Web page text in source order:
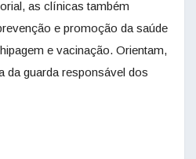
as clínicas também
e promoção da saúde
e vacinação. Orientam,
da guarda responsável dos